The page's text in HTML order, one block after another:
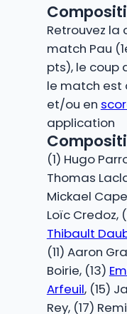
Retrouvez
match Pau
pts), le coup
le match est
et/ou en
application
(1) Hugo
Thomas
Mickael
Loïc Credoz,
Thibault
(11) Aaron
Boirie, (13)
Arfeuil, (15)
Rey, (17)